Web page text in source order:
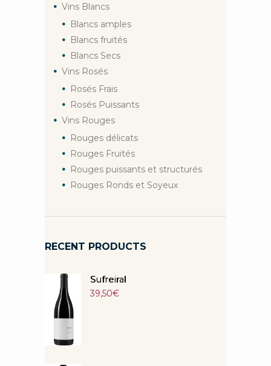
Vins Blancs
Blancs amples
Blancs fruités
Blancs Secs
Vins Rosés
Rosés Frais
Rosés Puissants
Vins Rouges
Rouges délicats
Rouges Fruités
Rouges puissants et structurés
Rouges Ronds et Soyeux
RECENT PRODUCTS
Sufreiral
39,50€